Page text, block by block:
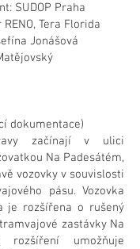
SUDOP Praha
Tera Florida
Jonášová​
dokumentace)
začínají v ulici
Na Padesátém,
vozovky v souvislosti
pásu. Vozovka
je rozšířena o rušený
zastávky Na
rozšíření umožňuje